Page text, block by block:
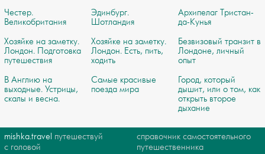
Честер.
Великобритания
Эдинбург.
Шотландия
Архипелаг Тристан-
да-Кунья
Хозяйке на заметку.
Лондон. Подготовка
путешествия
Хозяйке на заметку.
Лондон. Есть, пить,
ходить
Безвизовый транзит в
Лондоне, личный
опыт
В Англию на
выходные. Устрицы,
скалы и весна.
Самые красивые
поезда мира
Город, который
дышит, или о том, как
открыть второе
дыхание
mishka.travel путешествуй
с головой
справочник самостоятельного
путешественника